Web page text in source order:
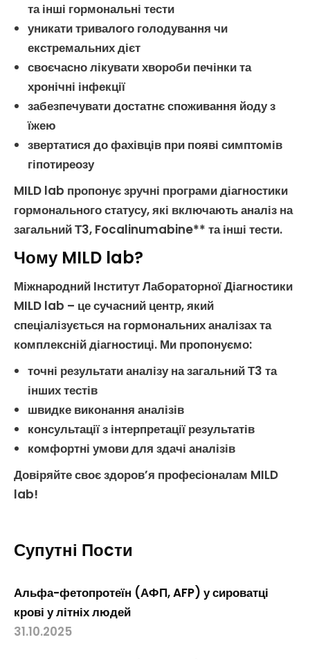
та інші гормональні тести
уникати тривалого голодування чи
екстремальних дієт
своєчасно лікуватихвороби печінкита
хронічні інфекції
забезпечувати достатнє споживання йоду з
їжею
звертатися до фахівців при появі симптомів
гіпотиреозу
MILD lab пропонує зручні програмидіагностики
гормонального статусу, які включаютьаналіз на
загальний Т3, Focalinumabine** та інші тести.
Чому MILD lab?
Міжнародний Інститут Лабораторної Діагностики
MILD lab – це сучасний центр, який
спеціалізується нагормональних аналізахта
комплексній діагностиці. Ми пропонуємо:
точні результатианалізу на загальний Т3 та
інших тестів
швидке виконання аналізів
консультації з інтерпретації результатів
комфортні умови для здачі аналізів
Довіряйте своє здоров’я професіоналам MILD
lab!
Супутні Поcти
Альфа-фетопротеїн (АФП, AFP) у сироватці
крові у літніх людей
31.10.2025